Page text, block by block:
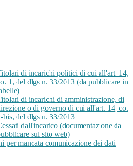
di incarichi politici di cui all'art. 14,
1, del dlgs n. 33/2013 (da pubblicare in
di incarichi di amministrazione, di
o di governo di cui all'art. 14, co.
bis, del dlgs n. 33/2013
dall'incarico (documentazione da
sul sito web)
per mancata comunicazione dei dati